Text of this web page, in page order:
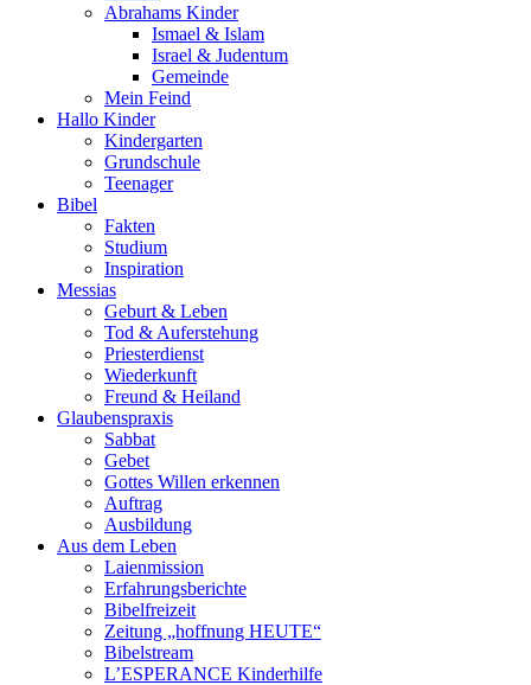
Abrahams Kinder
Ismael & Islam
Israel & Judentum
Gemeinde
Mein Feind
Hallo Kinder
Kindergarten
Grundschule
Teenager
Bibel
Fakten
Studium
Inspiration
Messias
Geburt & Leben
Tod & Auferstehung
Priesterdienst
Wiederkunft
Freund & Heiland
Glaubenspraxis
Sabbat
Gebet
Gottes Willen erkennen
Auftrag
Ausbildung
Aus dem Leben
Laienmission
Erfahrungsberichte
Bibelfreizeit
Zeitung „hoffnung HEUTE“
Bibelstream
L’ESPERANCE Kinderhilfe